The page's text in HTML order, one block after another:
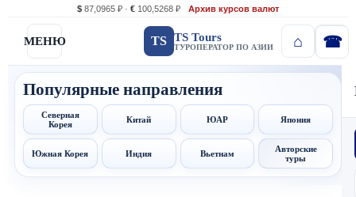
$ 87,0965 ₽ · € 100,5268 ₽ Архив курсов валют
МЕНЮ TS TS Tours
ТУРОПЕРАТОР ПО АЗИИ
Популярные направления
Северная
Корея
Китай ЮАР Япония
Южная Корея Индия Вьетнам
Авторские
туры